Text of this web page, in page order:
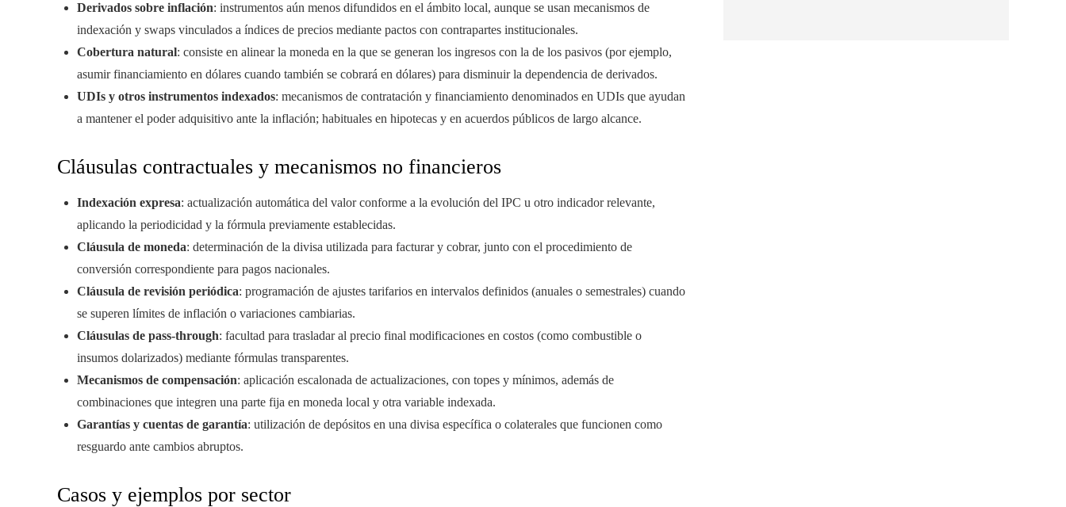
Derivados sobre inflación: instrumentos aún menos difundidos en el ámbito local, aunque se usan mecanismos de
indexación y swaps vinculados a índices de precios mediante pactos con contrapartes institucionales.
Cobertura natural: consiste en alinear la moneda en la que se generan los ingresos con la de los pasivos (por ejemplo,
asumir financiamiento en dólares cuando también se cobrará en dólares) para disminuir la dependencia de derivados.
UDIs y otros instrumentos indexados: mecanismos de contratación y financiamiento denominados en UDIs que ayudan
a mantener el poder adquisitivo ante la inflación; habituales en hipotecas y en acuerdos públicos de largo alcance.
Cláusulas contractuales y mecanismos no financieros
Indexación expresa: actualización automática del valor conforme a la evolución del IPC u otro indicador relevante,
aplicando la periodicidad y la fórmula previamente establecidas.
Cláusula de moneda: determinación de la divisa utilizada para facturar y cobrar, junto con el procedimiento de
conversión correspondiente para pagos nacionales.
Cláusula de revisión periódica: programación de ajustes tarifarios en intervalos definidos (anuales o semestrales) cuando
se superen límites de inflación o variaciones cambiarias.
Cláusulas de pass-through: facultad para trasladar al precio final modificaciones en costos (como combustible o
insumos dolarizados) mediante fórmulas transparentes.
Mecanismos de compensación: aplicación escalonada de actualizaciones, con topes y mínimos, además de
combinaciones que integren una parte fija en moneda local y otra variable indexada.
Garantías y cuentas de garantía: utilización de depósitos en una divisa específica o colaterales que funcionen como
resguardo ante cambios abruptos.
Casos y ejemplos por sector